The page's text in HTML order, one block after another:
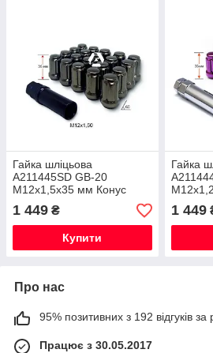
Гайка шліцьова
A211445SD GB-20
M12х1,5х35 мм Конус
Темно-сірий 20 гайок + 1
спец.ключити в комплекті
1 449 ₴
Купити
Гайка
1 449
Про нас
95% позитивних з 192 відгуків за
Працює з 30.05.2017